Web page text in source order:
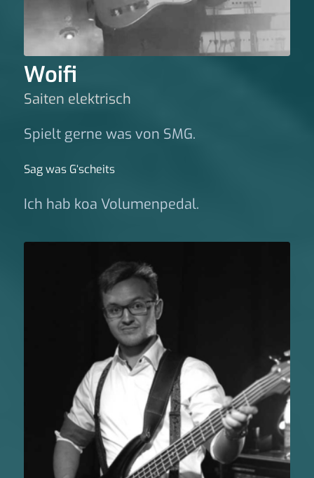
Woifi
Saiten elektrisch
Spielt gerne was von SMG.
Sag was G‘scheits
Ich hab koa Volumenpedal.